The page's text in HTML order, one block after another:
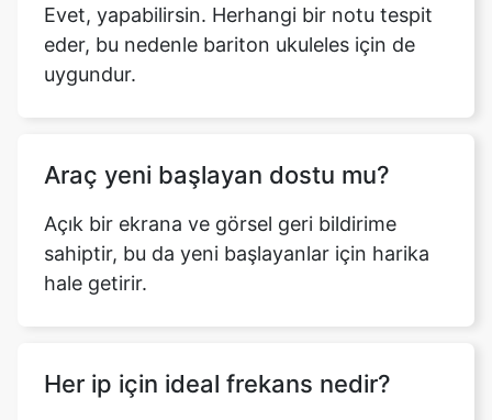
Evet, yapabilirsin. Herhangi bir notu tespit
eder, bu nedenle bariton ukuleles için de
uygundur.
Araç yeni başlayan dostu mu?
Açık bir ekrana ve görsel geri bildirime
sahiptir, bu da yeni başlayanlar için harika
hale getirir.
Her ip için ideal frekans nedir?